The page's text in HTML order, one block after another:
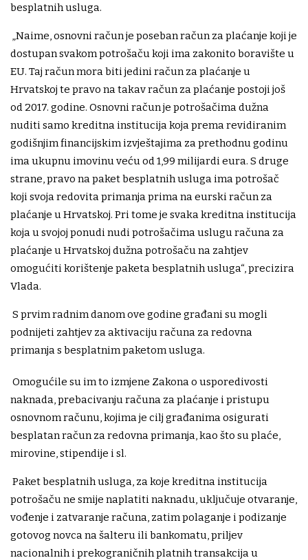
besplatnih usluga.
„Naime, osnovni račun je poseban račun za plaćanje koji je
dostupan svakom potrošaču koji ima zakonito boravište u
EU. Taj račun mora biti jedini račun za plaćanje u
Hrvatskoj te pravo na takav račun za plaćanje postoji još
od 2017. godine. Osnovni račun je potrošačima dužna
nuditi samo kreditna institucija koja prema revidiranim
godišnjim financijskim izvještajima za prethodnu godinu
ima ukupnu imovinu veću od 1,99 milijardi eura. S druge
strane, pravo na paket besplatnih usluga ima potrošač
koji svoja redovita primanja prima na eurski račun za
plaćanje u Hrvatskoj. Pri tome je svaka kreditna institucija
koja u svojoj ponudi nudi potrošačima uslugu računa za
plaćanje u Hrvatskoj dužna potrošaču na zahtjev
omogućiti korištenje paketa besplatnih usluga“, precizira
Vlada.
S prvim radnim danom ove godine građani su mogli
podnijeti zahtjev za aktivaciju računa za redovna
primanja s besplatnim paketom usluga.
Omogućile su im to izmjene Zakona o usporedivosti
naknada, prebacivanju računa za plaćanje i pristupu
osnovnom računu, kojima je cilj građanima osigurati
besplatan račun za redovna primanja, kao što su plaće,
mirovine, stipendije i sl.
Paket besplatnih usluga, za koje kreditna institucija
potrošaču ne smije naplatiti naknadu, uključuje otvaranje,
vođenje i zatvaranje računa, zatim polaganje i podizanje
gotovog novca na šalteru ili bankomatu, priljev
nacionalnih i prekograničnih platnih transakcija u